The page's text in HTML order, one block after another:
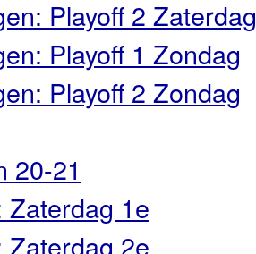
Playoff 2 Zaterdag
Playoff 1 Zondag
Playoff 2 Zondag
20-21
Zaterdag 1e
Zaterdag 2e